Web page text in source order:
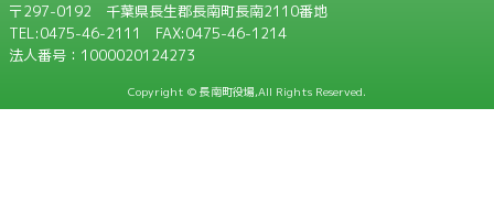
〒297-0192 千葉県長生郡長南町長南2110番地
TEL:0475-46-2111
FAX:0475-46-1214
法人番号：1000020124273
Copyright © 長南町役場,All Rights Reserved.